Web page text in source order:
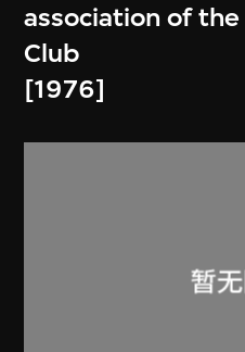
association of the
Club
[1976]